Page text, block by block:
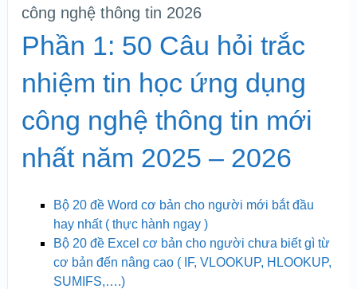
công nghệ thông tin 2026
Phần 1: 50 Câu hỏi trắc
nhiệm tin học ứng dụng
công nghệ thông tin mới
nhất năm 2025 – 2026
Bộ 20 đề Word cơ bản cho người mới bắt đầu
hay nhất ( thực hành ngay )
Bộ 20 đề Excel cơ bản cho người chưa biết gì từ
cơ bản đến nâng cao ( IF, VLOOKUP, HLOOKUP,
SUMIFS,….)